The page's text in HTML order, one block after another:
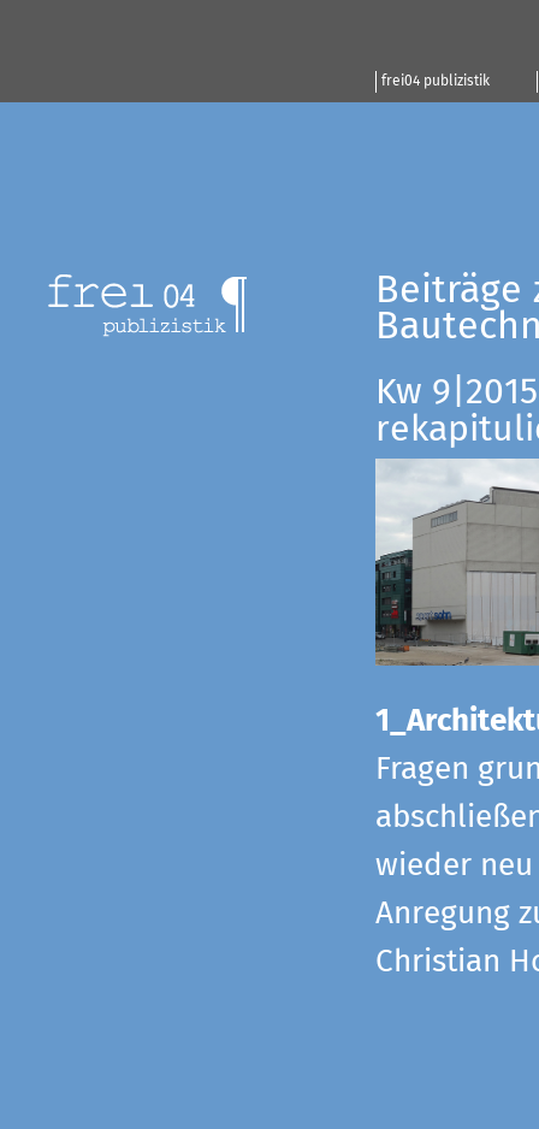
frei04 publizistik
Beiträge
Kw
Fragen
wieder
Anregung
Christian